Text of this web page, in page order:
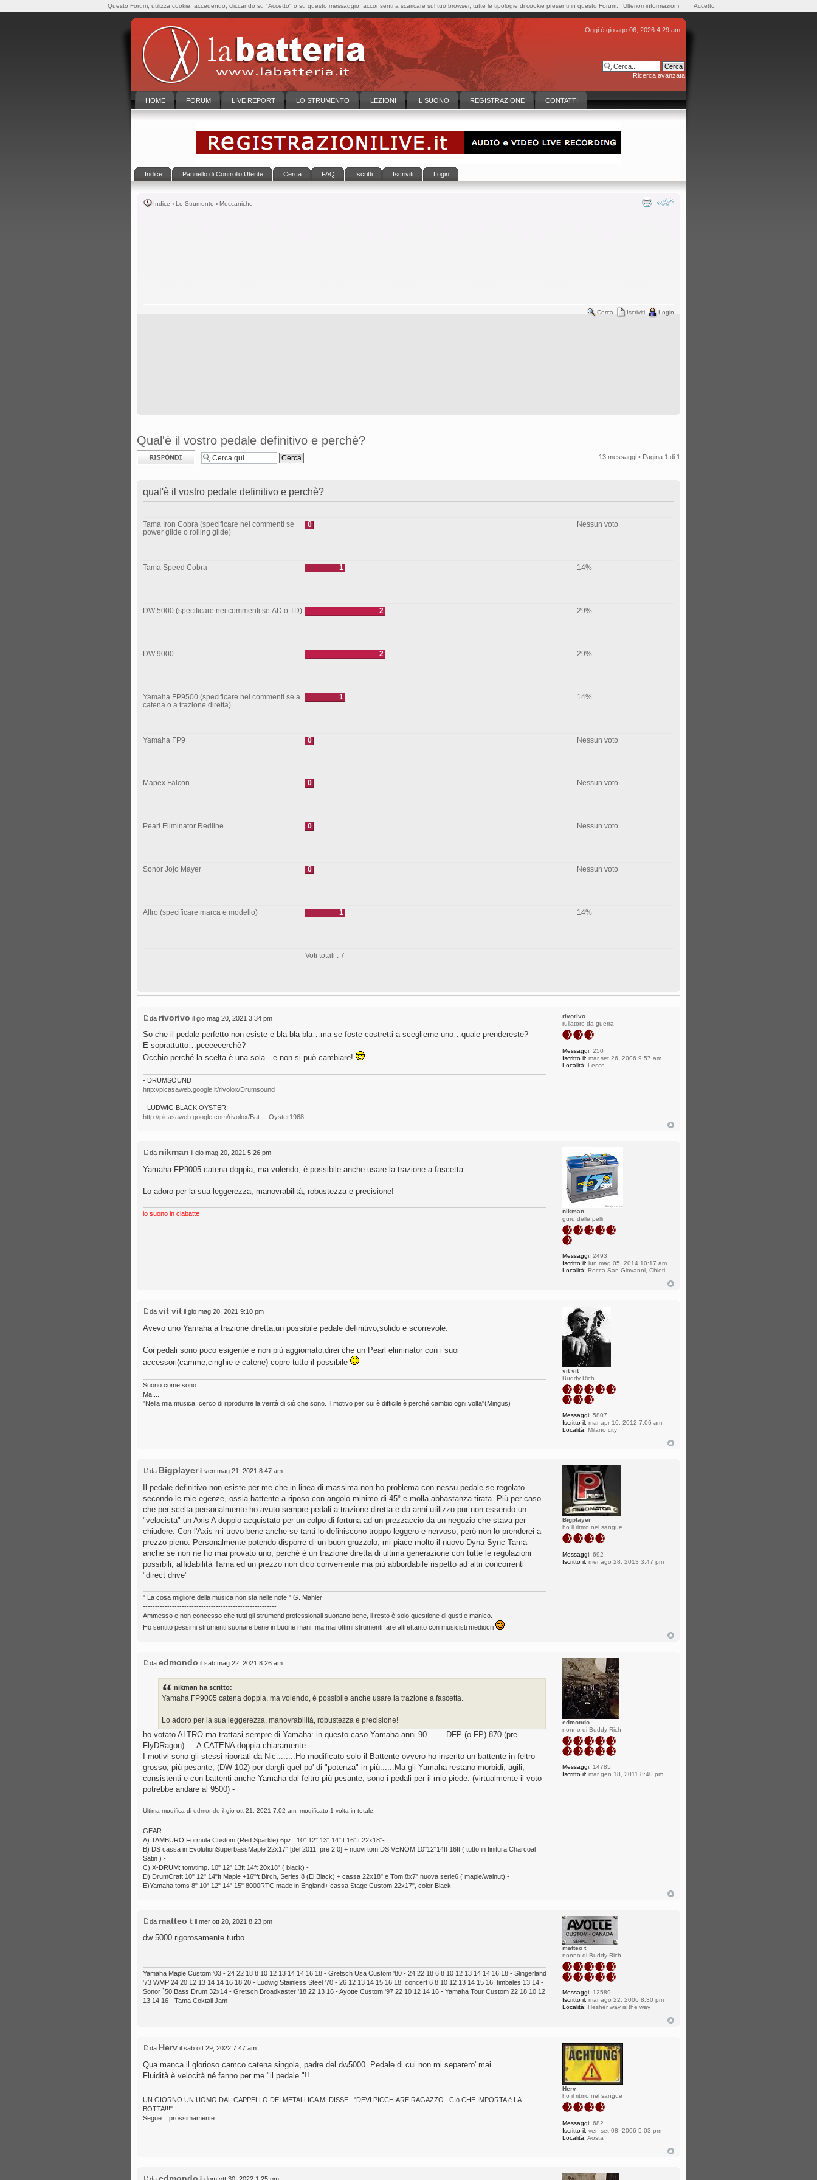
Oggi è gio ago 06, 2026 4:29 am
Ricerca avanzata
HOME FORUM LIVE REPORT LO STRUMENTO LEZIONI IL SUONO REGISTRAZIONE CONTATTI
Indice Pannello di Controllo Utente Cerca FAQ Iscritti Iscriviti Login
Indice ‹ Lo Strumento ‹ Meccaniche
Cerca Iscriviti Login
Qual'è il vostro pedale definitivo e perchè?
Rispondi al
messaggio
13 messaggi • Pagina 1 di 1
qual'è il vostro pedale definitivo e perchè?
Tama Iron Cobra (specificare nei commenti se
power glide o rolling glide)
0 Nessun voto
Tama Speed Cobra 1 14%
DW 5000 (specificare nei commenti se AD o TD) 2 29%
DW 9000 2 29%
Yamaha FP9500 (specificare nei commenti se a
catena o a trazione diretta)
1 14%
Yamaha FP9 0 Nessun voto
Mapex Falcon 0 Nessun voto
Pearl Eliminator Redline 0 Nessun voto
Sonor Jojo Mayer 0 Nessun voto
Altro (specificare marca e modello) 1 14%
Voti totali : 7
da rivorivo il gio mag 20, 2021 3:34 pm
So che il pedale perfetto non esiste e bla bla bla…ma se foste costretti a sceglierne uno…quale prendereste?
E soprattutto…peeeeeerchè?
Occhio perché la scelta è una sola…e non si può cambiare!
- DRUMSOUND
http://picasaweb.google.it/rivolox/Drumsound
- LUDWIG BLACK OYSTER:
http://picasaweb.google.com/rivolox/Bat ... Oyster1968
rivorivo
rullatore da guerra
Messaggi: 250
Iscritto il: mar set 26, 2006 9:57 am
Località: Lecco
da nikman il gio mag 20, 2021 5:26 pm
Yamaha FP9005 catena doppia, ma volendo, è possibile anche usare la trazione a fascetta.
Lo adoro per la sua leggerezza, manovrabilità, robustezza e precisione!
io suono in ciabatte
nikman
guru delle pelli
Messaggi: 2493
Iscritto il: lun mag 05, 2014 10:17 am
Località: Rocca San Giovanni, Chieti
da vit vit il gio mag 20, 2021 9:10 pm
Avevo uno Yamaha a trazione diretta,un possibile pedale definitivo,solido e scorrevole.
Coi pedali sono poco esigente e non più aggiornato,direi che un Pearl eliminator con i suoi
accessori(camme,cinghie e catene) copre tutto il possibile
Suono come sono
Ma....
"Nella mia musica, cerco di riprodurre la verità di ciò che sono. Il motivo per cui è difficile è perché cambio ogni volta"(Mingus)
vit vit
Buddy Rich
Messaggi: 5807
Iscritto il: mar apr 10, 2012 7:06 am
Località: Milano city
da Bigplayeril ven mag 21, 2021 8:47 am
Il pedale definitivo non esiste per me che in linea di massima non ho problema con nessu pedale se regolato
secondo le mie egenze, ossia battente a riposo con angolo minimo di 45° e molla abbastanza tirata. Più per caso
che per scelta personalmente ho avuto sempre pedali a trazione diretta e da anni utilizzo pur non essendo un
"velocista" un Axis A doppio acquistato per un colpo di fortuna ad un prezzaccio da un negozio che stava per
chiudere. Con l'Axis mi trovo bene anche se tanti lo definiscono troppo leggero e nervoso, però non lo prenderei a
prezzo pieno. Personalmente potendo disporre di un buon gruzzolo, mi piace molto il nuovo Dyna Sync Tama
anche se non ne ho mai provato uno, perchè è un trazione diretta di ultima generazione con tutte le regolazioni
possibili, affidabilità Tama ed un prezzo non dico conveniente ma più abbordabile rispetto ad altri concorrenti
"direct drive"
" La cosa migliore della musica non sta nelle note " G. Mahler
-------------------------------------------------------
Ammesso e non concesso che tutti gli strumenti professionali suonano bene, il resto è solo questione di gusti e manico.
Ho sentito pessimi strumenti suonare bene in buone mani, ma mai ottimi strumenti fare altrettanto con musicisti mediocri
Bigplayer
ho il ritmo nel sangue
Messaggi: 692
Iscritto il: mer ago 28, 2013 3:47 pm
da edmondo il sab mag 22, 2021 8:26 am
nikman ha scritto:
Yamaha FP9005 catena doppia, ma volendo, è possibile anche usare la trazione a fascetta.
Lo adoro per la sua leggerezza, manovrabilità, robustezza e precisione!
ho votato ALTRO ma trattasi sempre di Yamaha: in questo caso Yamaha anni 90........DFP (o FP) 870 (pre
FlyDRagon).....A CATENA doppia chiaramente.
I motivi sono gli stessi riportati da Nic........Ho modificato solo il Battente ovvero ho inserito un battente in feltro
grosso, più pesante, (DW 102) per dargli quel po' di "potenza" in più......Ma gli Yamaha restano morbidi, agili,
consistenti e con battenti anche Yamaha dal feltro più pesante, sono i pedali per il mio piede. (virtualmente il voto
potrebbe andare al 9500) -
Ultima modifica di edmondo il gio ott 21, 2021 7:02 am, modificato 1 volta in totale.
GEAR:
A) TAMBURO Formula Custom (Red Sparkle) 6pz.: 10" 12" 13" 14"ft 16"ft 22x18"-
B) DS cassa in EvolutionSuperbassMaple 22x17" [del 2011, pre 2.0] + nuovi tom DS VENOM 10"12"14ft 16ft ( tutto in finitura Charcoal
Satin ) -
C) X-DRUM: tom/timp. 10" 12" 13ft 14ft 20x18" ( black) -
D) DrumCraft 10" 12" 14"ft Maple +16"ft Birch, Series 8 (El.Black) + cassa 22x18" e Tom 8x7" nuova serie6 ( maple/walnut) -
E)Yamaha toms 8" 10" 12" 14" 15" 8000RTC made in England+ cassa Stage Custom 22x17", color Black.
edmondo
nonno di Buddy Rich
Messaggi: 14785
Iscritto il: mar gen 18, 2011 8:40 pm
da matteo t il mer ott 20, 2021 8:23 pm
dw 5000 rigorosamente turbo.
Yamaha Maple Custom '03 - 24 22 18 8 10 12 13 14 14 16 18 - Gretsch Usa Custom '80 - 24 22 18 6 8 10 12 13 14 14 16 18 - Slingerland
'73 WMP 24 20 12 13 14 14 16 18 20 - Ludwig Stainless Steel '70 - 26 12 13 14 15 16 18, concert 6 8 10 12 13 14 15 16, timbales 13 14 -
Sonor `50 Bass Drum 32x14 - Gretsch Broadkaster '18 22 13 16 - Ayotte Custom '97 22 10 12 14 16 - Yamaha Tour Custom 22 18 10 12
13 14 16 - Tama Coktail Jam
matteo t
nonno di Buddy Rich
Messaggi: 12589
Iscritto il: mar ago 22, 2006 8:30 pm
Località: Hesher way is the way
da Herv il sab ott 29, 2022 7:47 am
Qua manca il glorioso camco catena singola, padre del dw5000. Pedale di cui non mi separero' mai.
Fluidità è velocità né fanno per me "il pedale "!!
UN GIORNO UN UOMO DAL CAPPELLO DEI METALLICA MI DISSE..."DEVI PICCHIARE RAGAZZO...CIò CHE IMPORTA è LA
BOTTA!!!"
Segue....prossimamente...
Herv
ho il ritmo nel sangue
Messaggi: 682
Iscritto il: ven set 08, 2006 5:03 pm
Località: Aosta
edmondo
Questo Forum, utilizza cookie; accedendo, cliccando su "Accetto" o su questo messaggio, acconsenti a scaricare sul tuo browser, tutte le tipologie di cookie presenti in questo Forum. Ulteriori informazioni Accetto